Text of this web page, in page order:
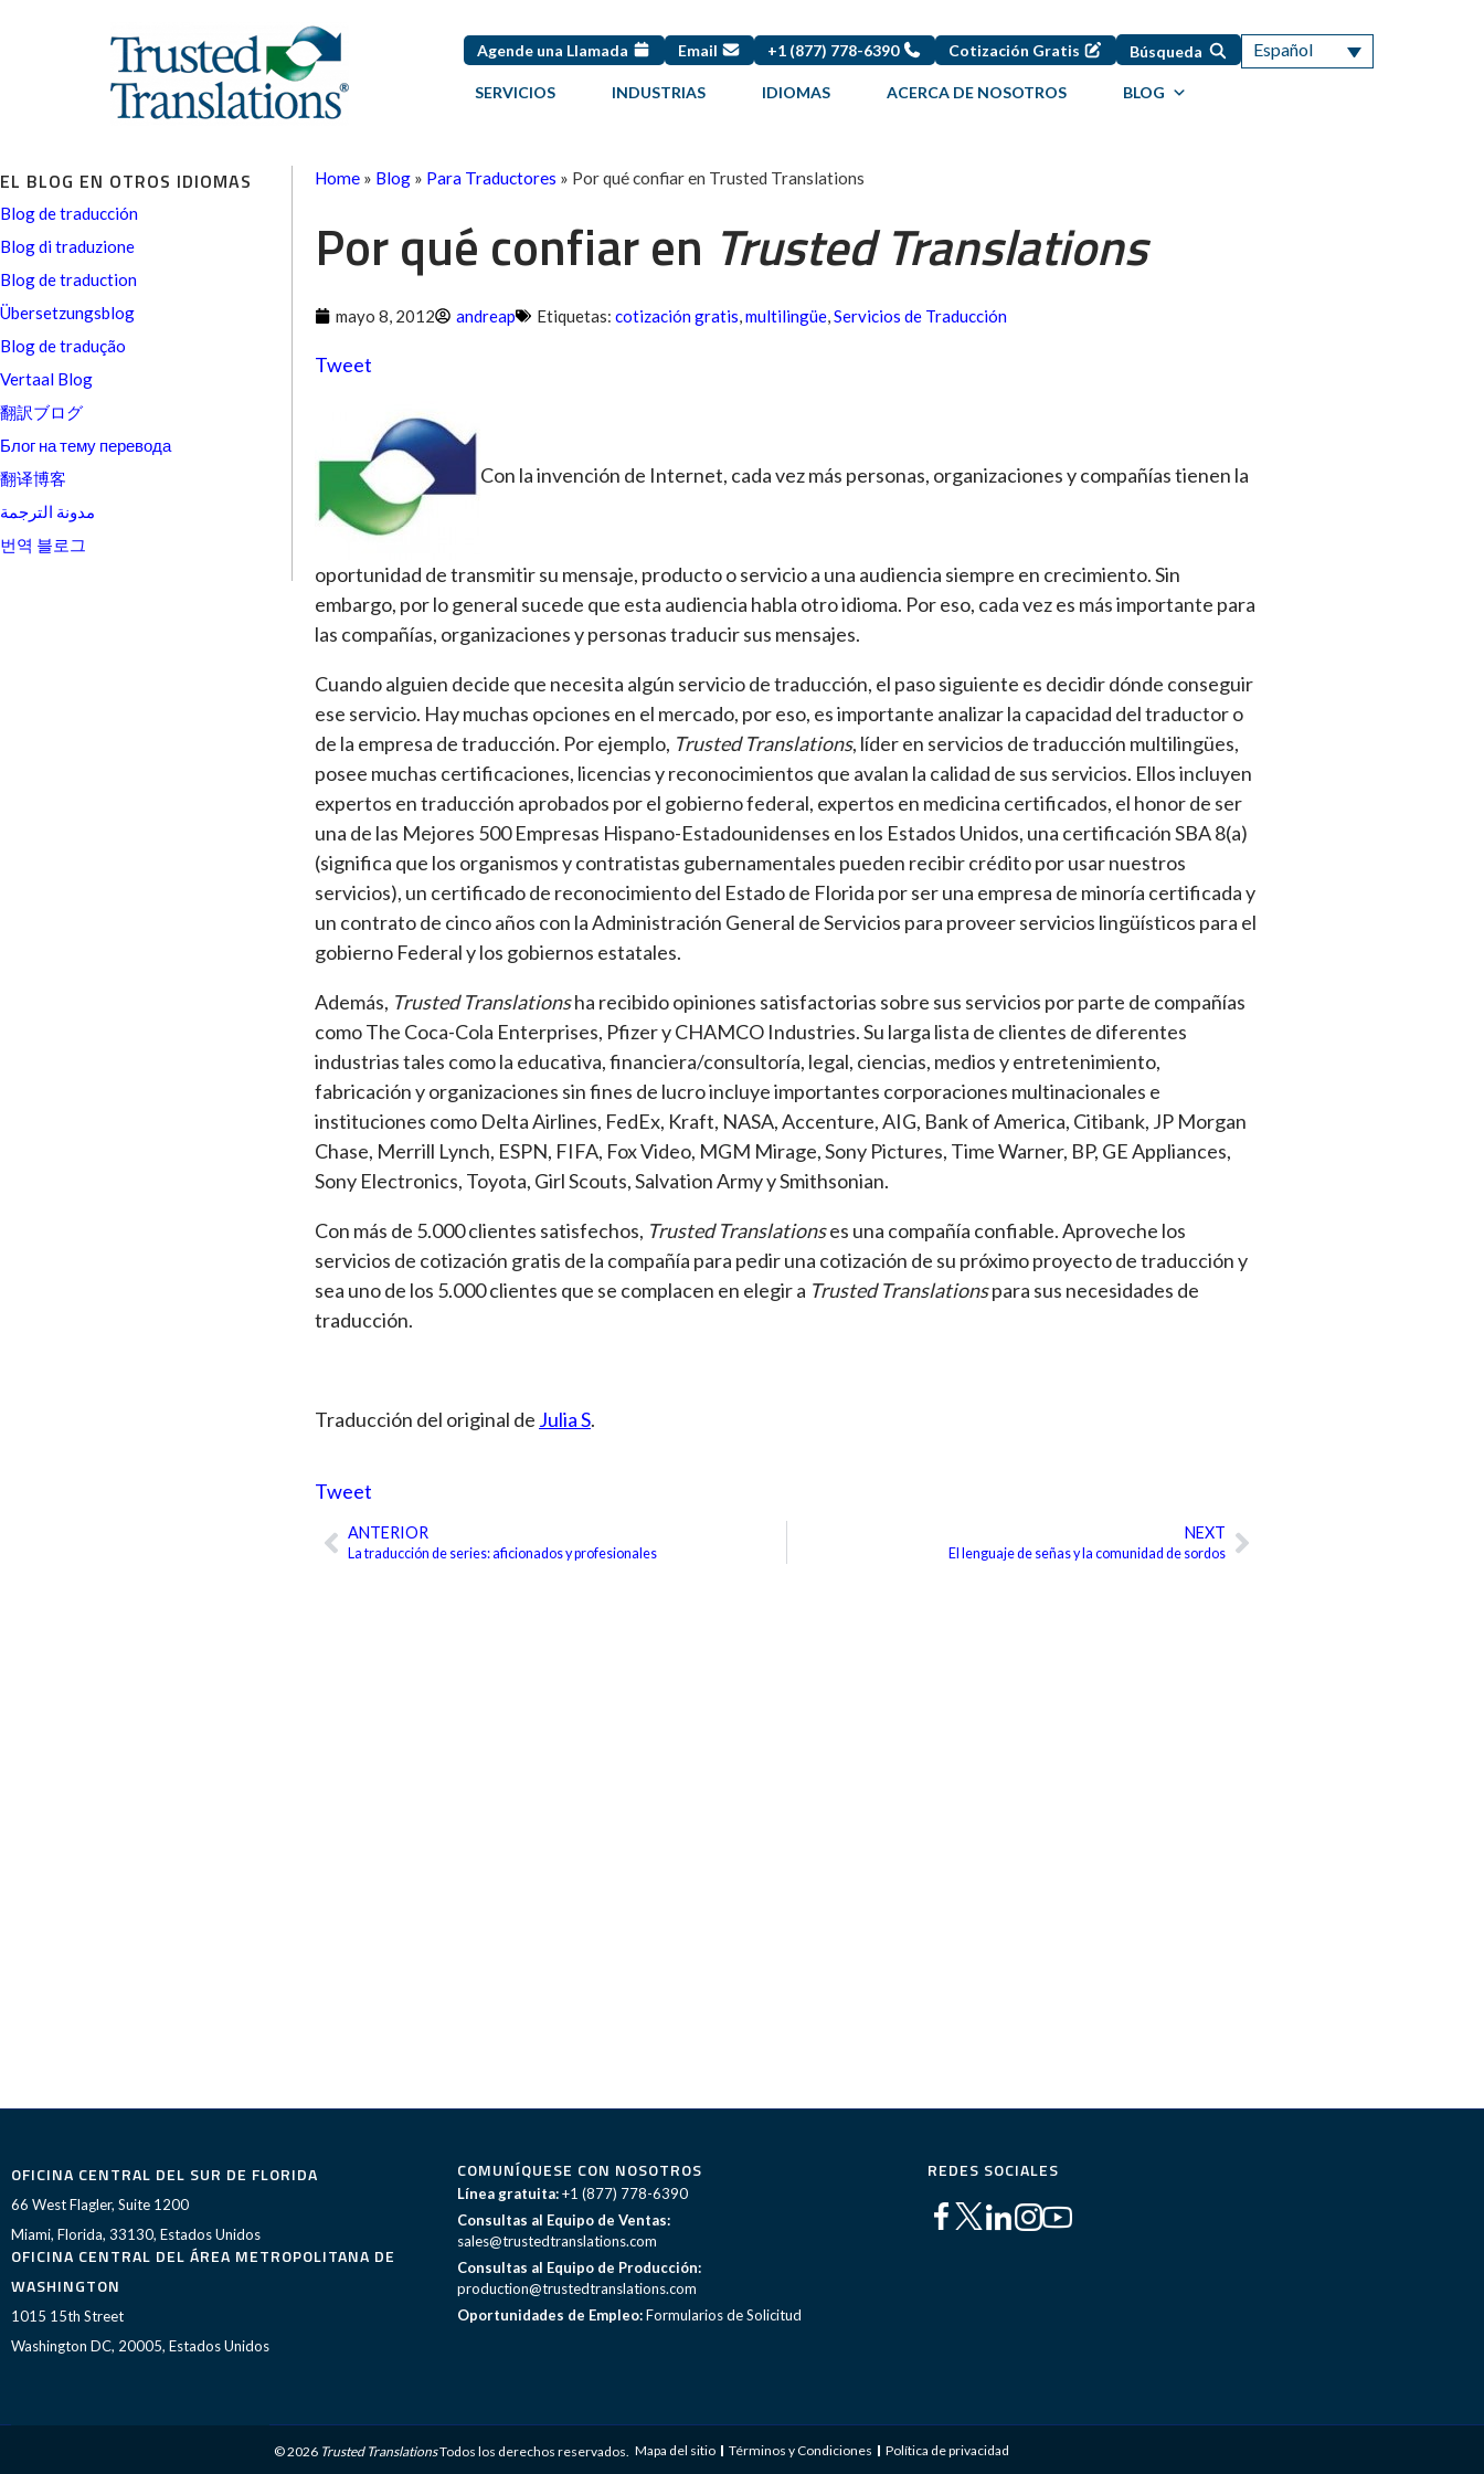
Agende una Llamada Email +1 (877) 778-6390 Cotización Gratis Búsqueda Español
SERVICIOS INDUSTRIAS IDIOMAS ACERCA DE NOSOTROS BLOG
EL BLOG EN OTROS IDIOMAS
Blog de traducción
Blog di traduzione
Blog de traduction
Übersetzungsblog
Blog de tradução
Vertaal Blog
翻訳ブログ
Блог на тему перевода
翻译博客
مدونة الترجمة
번역 블로그
Home » Blog » Para Traductores » Por qué confiar en Trusted Translations
Por qué confiar en Trusted Translations
mayo 8, 2012 andreap Etiquetas: cotización gratis,multilingüe,Servicios de Traducción
Tweet
Con la invención de Internet, cada vez más personas, organizaciones y compañías tienen la
oportunidad de transmitir su mensaje, producto o servicio a una audiencia siempre en crecimiento. Sin
embargo, por lo general sucede que esta audiencia habla otro idioma. Por eso, cada vez es más importante para
las compañías, organizaciones y personas traducir sus mensajes.
Cuando alguien decide que necesita algún servicio de traducción, el paso siguiente es decidir dónde conseguir
ese servicio. Hay muchas opciones en el mercado, por eso, es importante analizar la capacidad del traductor o
de la empresa de traducción. Por ejemplo, Trusted Translations, líder en servicios de traducción multilingües,
posee muchas certificaciones, licencias y reconocimientos que avalan la calidad de sus servicios. Ellos incluyen
expertos en traducción aprobados por el gobierno federal, expertos en medicina certificados, el honor de ser
una de las Mejores 500 Empresas Hispano-Estadounidenses en los Estados Unidos, una certificación SBA 8(a)
(significa que los organismos y contratistas gubernamentales pueden recibir crédito por usar nuestros
servicios), un certificado de reconocimiento del Estado de Florida por ser una empresa de minoría certificada y
un contrato de cinco años con la Administración General de Servicios para proveer servicios lingüísticos para el
gobierno Federal y los gobiernos estatales.
Además, Trusted Translationsha recibido opiniones satisfactorias sobre sus servicios por parte de compañías
como The Coca-Cola Enterprises, Pfizer y CHAMCO Industries. Su larga lista de clientes de diferentes
industrias tales como la educativa, financiera/consultoría, legal, ciencias, medios y entretenimiento,
fabricación y organizaciones sin fines de lucro incluye importantes corporaciones multinacionales e
instituciones como Delta Airlines, FedEx, Kraft, NASA, Accenture, AIG, Bank of America, Citibank, JP Morgan
Chase, Merrill Lynch, ESPN, FIFA, Fox Video, MGM Mirage, Sony Pictures, Time Warner, BP, GE Appliances,
Sony Electronics, Toyota, Girl Scouts, Salvation Army y Smithsonian.
Con más de 5.000 clientes satisfechos, Trusted Translationses una compañía confiable. Aproveche los
servicios de cotización gratis de la compañía para pedir una cotización de su próximo proyecto de traducción y
sea uno de los 5.000 clientes que se complacen en elegir a Trusted Translationspara sus necesidades de
traducción.
Traducción del original de Julia S.
Tweet
AntANTERIOR
La traducción de series: aficionados y profesionales
NEXT
El lenguaje de señas y la comunidad de sordosSiguiente
OFICINA CENTRAL DEL SUR DE FLORIDA
66 West Flagler, Suite 1200
Miami, Florida, 33130, Estados Unidos
OFICINA CENTRAL DEL ÁREA METROPOLITANA DE
WASHINGTON
1015 15th Street
Washington DC, 20005, Estados Unidos
COMUNÍQUESE CON NOSOTROS
Línea gratuita:+1 (877) 778-6390
Consultas al Equipo de Ventas:
sales@trustedtranslations.com
Consultas al Equipo de Producción:
production@trustedtranslations.com
Oportunidades de Empleo:Formularios de Solicitud
REDES SOCIALES
© 2026 Trusted TranslationsTodos los derechos reservados. Mapa del sitio Términos y Condiciones Política de privacidad